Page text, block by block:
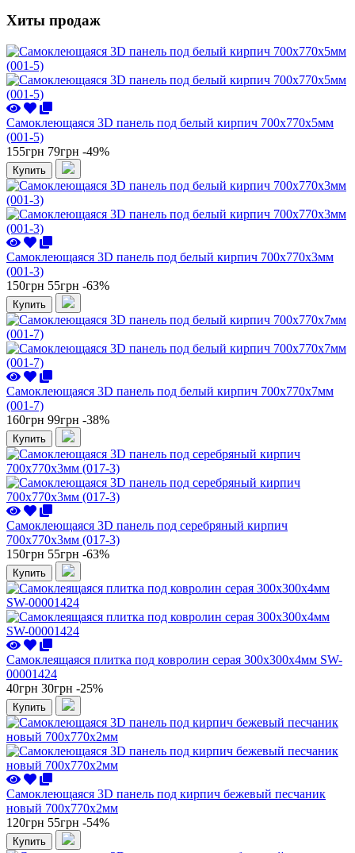
Хиты продаж
Самоклеющаяся 3D панель под белый кирпич 700x770x5мм
(001-5)
155грн 79грн -49%
Купить
Самоклеющаяся 3D панель под белый кирпич 700x770x3мм
(001-3)
150грн 55грн -63%
Купить
Самоклеющаяся 3D панель под белый кирпич 700x770x7мм
(001-7)
160грн 99грн -38%
Купить
Самоклеющаяся 3D панель под серебряный кирпич
700x770x3мм (017-3)
150грн 55грн -63%
Купить
Самоклеящаяся плитка под ковролин серая 300х300х4мм SW-
00001424
40грн 30грн -25%
Купить
Самоклеющаяся 3D панель под кирпич бежевый песчаник
новый 700x770x2мм
120грн 55грн -54%
Купить